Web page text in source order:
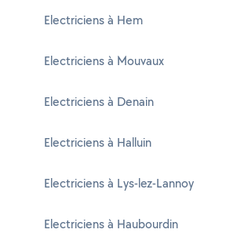
Electriciens à Hem
Electriciens à Mouvaux
Electriciens à Denain
Electriciens à Halluin
Electriciens à Lys-lez-Lannoy
Electriciens à Haubourdin